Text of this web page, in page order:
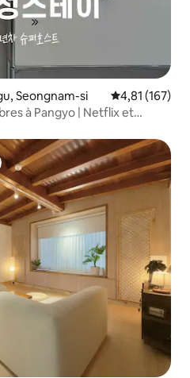
Seongnam-si Évaluation
4,81 (167)
à Pangyo | Netflix et